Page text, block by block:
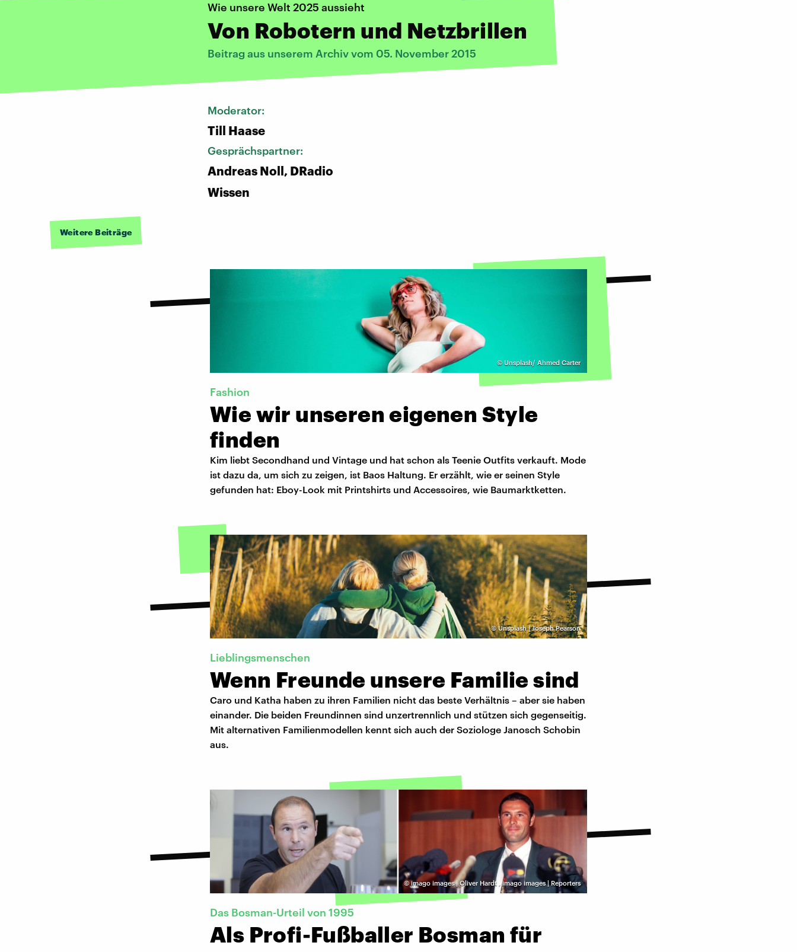
Wie unsere Welt 2025 aussieht
Von Robotern und Netzbrillen
Beitrag aus unserem Archiv vom 05. November 2015
Moderator:
Till Haase
Gesprächspartner:
Andreas Noll, DRadio
Wissen
Weitere Beiträge
© Unsplash/ Ahmed Carter
Fashion
Wie wir unseren eigenen Style
finden
Kim liebt Secondhand und Vintage und hat schon als Teenie Outfits verkauft. Mode
ist dazu da, um sich zu zeigen, ist Baos Haltung. Er erzählt, wie er seinen Style
gefunden hat: Eboy-Look mit Printshirts und Accessoires, wie Baumarktketten.
©Unsplash | Joseph Pearson
Lieblingsmenschen
Wenn Freunde unsere Familie sind
Caro und Katha haben zu ihren Familien nicht das beste Verhältnis – aber sie haben
einander. Die beiden Freundinnen sind unzertrennlich und stützen sich gegenseitig.
Mit alternativen Familienmodellen kennt sich auch der Soziologe Janosch Schobin
aus.
©imago images | Oliver Hardt ,imago images | Reporters
Das Bosman-Urteil von 1995
Als Profi-Fußballer Bosman für